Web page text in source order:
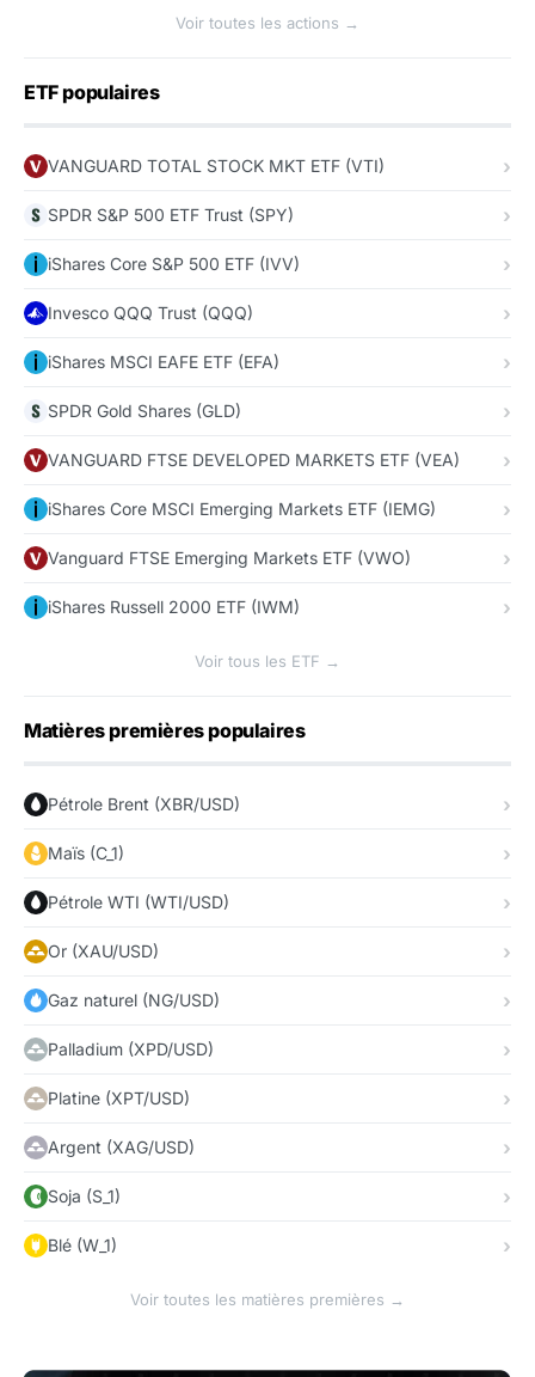
Voir toutes les actions →
ETF populaires
VANGUARD TOTAL STOCK MKT ETF (VTI)
SPDR S&P 500 ETF Trust (SPY)
iShares Core S&P 500 ETF (IVV)
Invesco QQQ Trust (QQQ)
iShares MSCI EAFE ETF (EFA)
SPDR Gold Shares (GLD)
VANGUARD FTSE DEVELOPED MARKETS ETF (VEA)
iShares Core MSCI Emerging Markets ETF (IEMG)
Vanguard FTSE Emerging Markets ETF (VWO)
iShares Russell 2000 ETF (IWM)
Voir tous les ETF →
Matières premières populaires
Pétrole Brent (XBR/USD)
Maïs (C_1)
Pétrole WTI (WTI/USD)
Or (XAU/USD)
Gaz naturel (NG/USD)
Palladium (XPD/USD)
Platine (XPT/USD)
Argent (XAG/USD)
Soja (S_1)
Blé (W_1)
Voir toutes les matières premières →